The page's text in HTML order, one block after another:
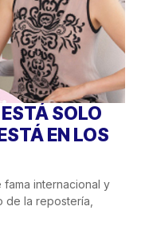
SOLO
EN LOS
internacional y
la repostería,